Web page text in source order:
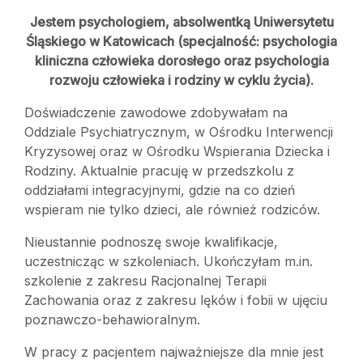
Jestem psychologiem, absolwentką Uniwersytetu
Śląskiego w Katowicach (specjalność: psychologia
kliniczna człowieka dorosłego oraz psychologia
rozwoju człowieka i rodziny w cyklu życia).
Doświadczenie zawodowe zdobywałam na
Oddziale Psychiatrycznym, w Ośrodku Interwencji
Kryzysowej oraz w Ośrodku Wspierania Dziecka i
Rodziny. Aktualnie pracuję w przedszkolu z
oddziałami integracyjnymi, gdzie na co dzień
wspieram nie tylko dzieci, ale również rodziców.
Nieustannie podnoszę swoje kwalifikacje,
uczestnicząc w szkoleniach. Ukończyłam m.in.
szkolenie z zakresu Racjonalnej Terapii
Zachowania oraz z zakresu lęków i fobii w ujęciu
poznawczo-behawioralnym.
W pracy z pacjentem najważniejsze dla mnie jest